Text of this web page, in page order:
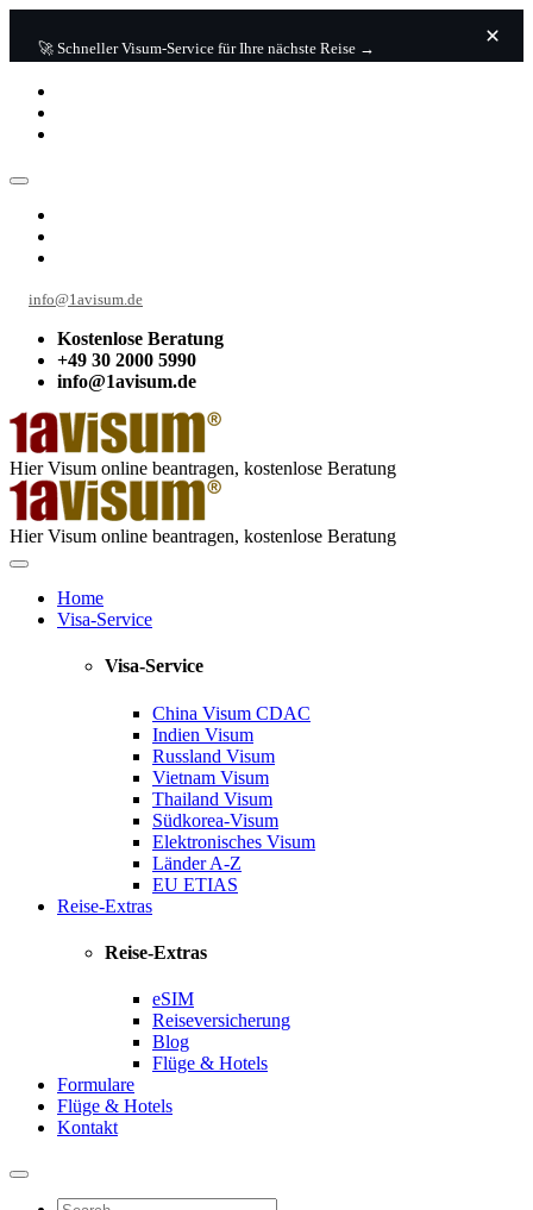
🚀 Schneller Visum-Service für Ihre nächste Reise →
info@1avisum.de
Kostenlose Beratung
+49 30 2000 5990
info@1avisum.de
Hier Visum online beantragen, kostenlose Beratung
Hier Visum online beantragen, kostenlose Beratung
Home
Visa-Service
Visa-Service
China Visum CDAC
Indien Visum
Russland Visum
Vietnam Visum
Thailand Visum
Südkorea-Visum
Elektronisches Visum
Länder A-Z
EU ETIAS
Reise-Extras
Reise-Extras
eSIM
Reiseversicherung
Blog
Flüge & Hotels
Formulare
Flüge & Hotels
Kontakt